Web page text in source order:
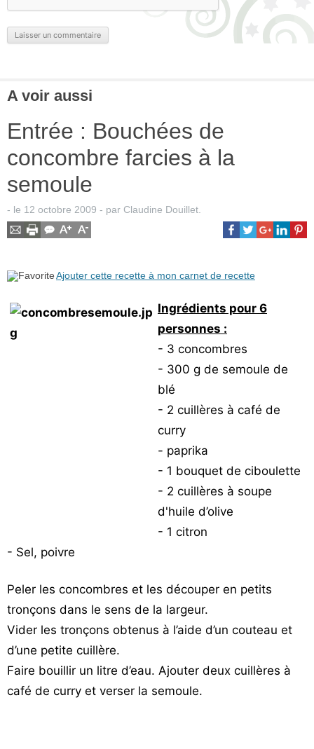
A voir aussi
Entrée : Bouchées de
concombre farcies à la
semoule
- le 12 octobre 2009 - par Claudine Douillet
Ajouter cette recette à mon carnet de recette
Ingrédients pour 6
personnes :
- 3 concombres
- 300 g de semoule de
blé
- 2 cuillères à café de
curry
- paprika
- 1 bouquet de ciboulette
- 2 cuillères à soupe
d'huile d’olive
- 1 citron
- Sel, poivre
Peler les concombres et les découper en petits
tronçons dans le sens de la largeur.
Vider les tronçons obtenus à l’aide d’un couteau et
d’une petite cuillère.
Faire bouillir un litre d’eau. Ajouter deux cuillères à
café de curry et verser la semoule.